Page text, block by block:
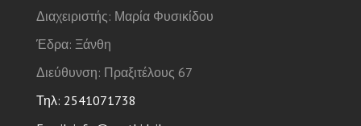
Διαχειριστής: Μαρία Φυσικίδου
Έδρα: Ξάνθη
Διεύθυνση: Πραξιτέλους 67
Τηλ: 2541071738